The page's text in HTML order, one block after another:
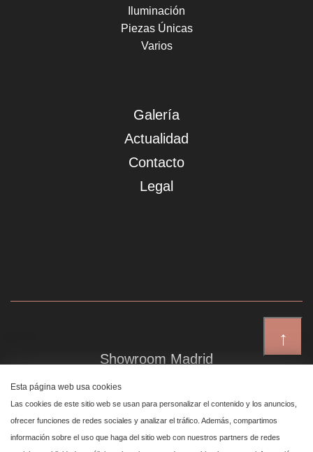
↑
Iluminación
Piezas Únicas
Varios
Galería
Actualidad
Contacto
Legal
Showroom Madrid
Plaza de Canalejas 6, 4 izq
Centro, 28014 Madrid
Esta página web usa cookies
Las cookies de este sitio web se usan para personalizar el contenido y los anuncios,
ofrecer funciones de redes sociales y analizar el tráfico. Además, compartimos
información sobre el uso que haga del sitio web con nuestros partners de redes